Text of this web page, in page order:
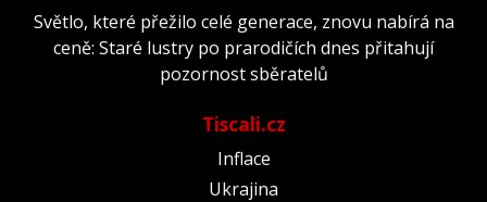
Světlo, které přežilo celé generace, znovu nabírá na
ceně: Staré lustry po prarodičích dnes přitahují
pozornost sběratelů
Tiscali.cz
Inflace
Ukrajina